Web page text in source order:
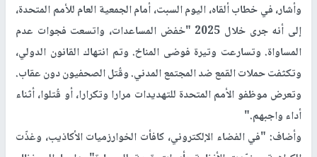
وأشار، في خطاب ألقاه، اليوم السبت، أمام الجمعية العام للأمم المتحدة،
إلى أنه جرى خلال 2025 "خفض المساعدات، واتسعت فجوات عدم
المساواة. وتسارعت وتيرة فوضى المناخ. وتم انتهاك القانون الدولي،
وتكثفت حملات القمع ضد المجتمع المدني. وقُتل الصحفيون دون عقاب.
وتعرض موظفو الأمم المتحدة للتهديدات مرارا وتكرارا، أو قُتلوا، أثناء
أداء واجبهم".
وأضاف: "في الفضاء الإلكتروني، كافأت الخوارزميات الأكاذيب، وغذّت